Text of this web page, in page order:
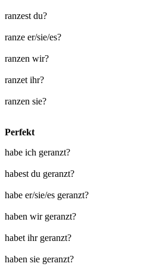
ranzest du?
ranze er/sie/es?
ranzen wir?
ranzet ihr?
ranzen sie?
Perfekt
habe ich geranzt?
habest du geranzt?
habe er/sie/es geranzt?
haben wir geranzt?
habet ihr geranzt?
haben sie geranzt?